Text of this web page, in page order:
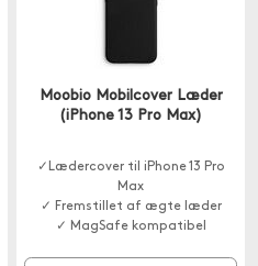
Moobio Mobilcover Læder
(iPhone 13 Pro Max)
✓Lædercover til iPhone 13 Pro
Max
✓ Fremstillet af ægte læder
✓ MagSafe kompatibel